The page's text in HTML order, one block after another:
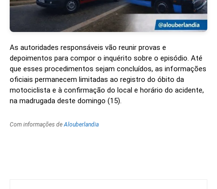
As autoridades responsáveis vão reunir provas e
depoimentos para compor o inquérito sobre o episódio. Até
que esses procedimentos sejam concluídos, as informações
oficiais permanecem limitadas ao registro do óbito da
motociclista e à confirmação do local e horário do acidente,
na madrugada deste domingo (15).
Com informações deAlouberlandia